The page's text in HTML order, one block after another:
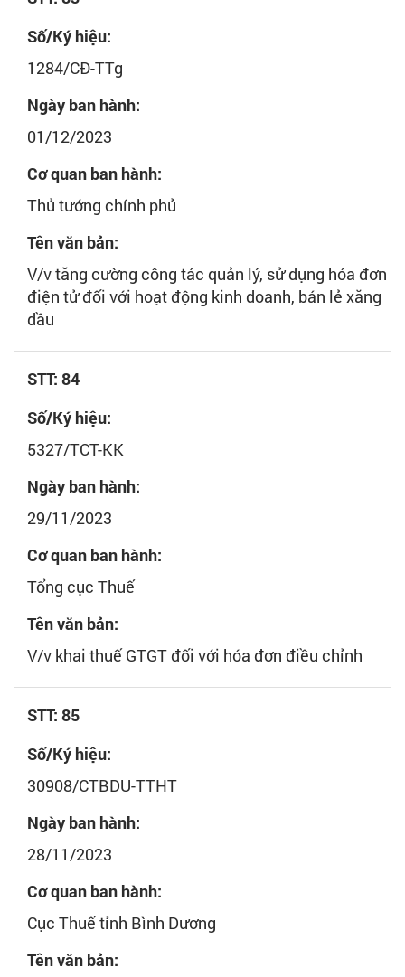
Số/Ký hiệu:
1284/CĐ-TTg
Ngày ban hành:
01/12/2023
Cơ quan ban hành:
Thủ tướng chính phủ
Tên văn bản:
V/v tăng cường công tác quản lý, sử dụng hóa đơn
điện tử đối với hoạt động kinh doanh, bán lẻ xăng
dầu
STT: 84
Số/Ký hiệu:
5327/TCT-KK
Ngày ban hành:
29/11/2023
Cơ quan ban hành:
Tổng cục Thuế
Tên văn bản:
V/v khai thuế GTGT đối với hóa đơn điều chỉnh
STT: 85
Số/Ký hiệu:
30908/CTBDU-TTHT
Ngày ban hành:
28/11/2023
Cơ quan ban hành:
Cục Thuế tỉnh Bình Dương
Tên văn bản: